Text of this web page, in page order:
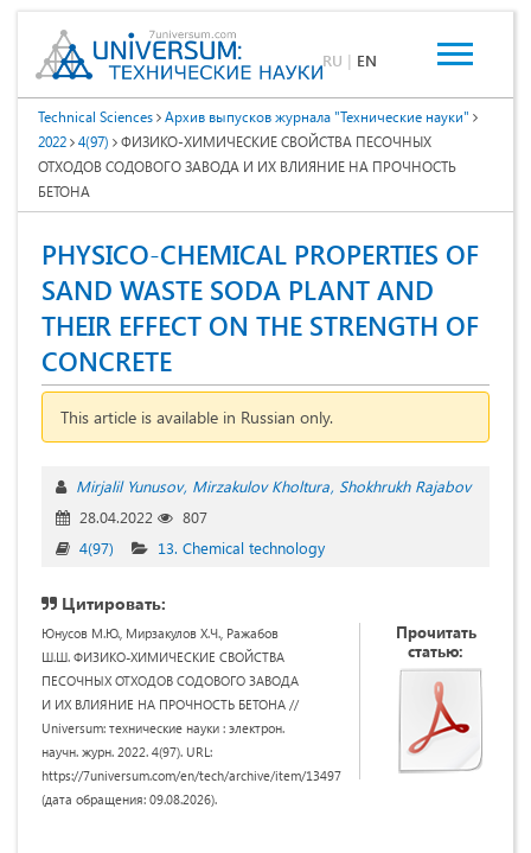
RU | EN
Technical Sciences
Архив выпусков журнала "Технические науки"
2022
4(97)
ФИЗИКО-ХИМИЧЕСКИЕ СВОЙСТВА ПЕСОЧНЫХ
ОТХОДОВ СОДОВОГО ЗАВОДА И ИХ ВЛИЯНИЕ НА ПРОЧНОСТЬ
БЕТОНА
PHYSICO-CHEMICAL PROPERTIES OF
SAND WASTE SODA PLANT AND
THEIR EFFECT ON THE STRENGTH OF
CONCRETE
This article is available in Russian only.
Mirjalil Yunusov Mirzakulov Kholtura Shokhrukh Rajabov
28.04.2022
807
4(97)
13. Chemical technology
Цитировать:
Юнусов М.Ю., Мирзакулов Х.Ч., Ражабов
Ш.Ш. ФИЗИКО-ХИМИЧЕСКИЕ СВОЙСТВА
ПЕСОЧНЫХ ОТХОДОВ СОДОВОГО ЗАВОДА
И ИХ ВЛИЯНИЕ НА ПРОЧНОСТЬ БЕТОНА //
Universum: технические науки : электрон.
научн. журн. 2022. 4(97). URL:
https://7universum.com/en/tech/archive/item/13497
(дата обращения: 09.08.2026).
Прочитать
статью: